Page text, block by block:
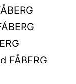
FÅBERG